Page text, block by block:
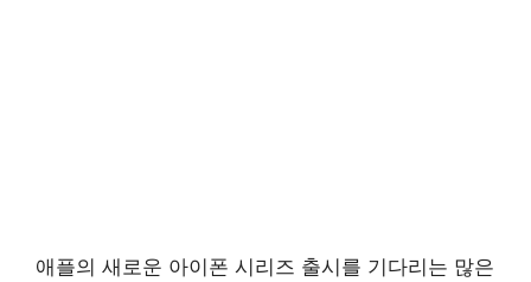
애플의 새로운 아이폰 시리즈 출시를 기다리는 많은